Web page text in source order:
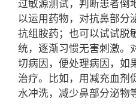
过敏源测试，判断患者倒
以运用药物，对抗鼻部分
抗组胺药；也可以试试脱
统，逐渐习惯无害刺激。
切病因，便处理病因，如
治疗。比如，用减充血剂
水冲洗，减少鼻部分泌物